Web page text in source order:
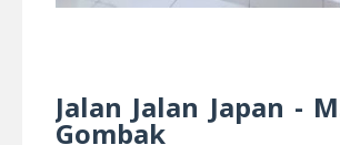
Jalan Jalan Japan -
Gombak